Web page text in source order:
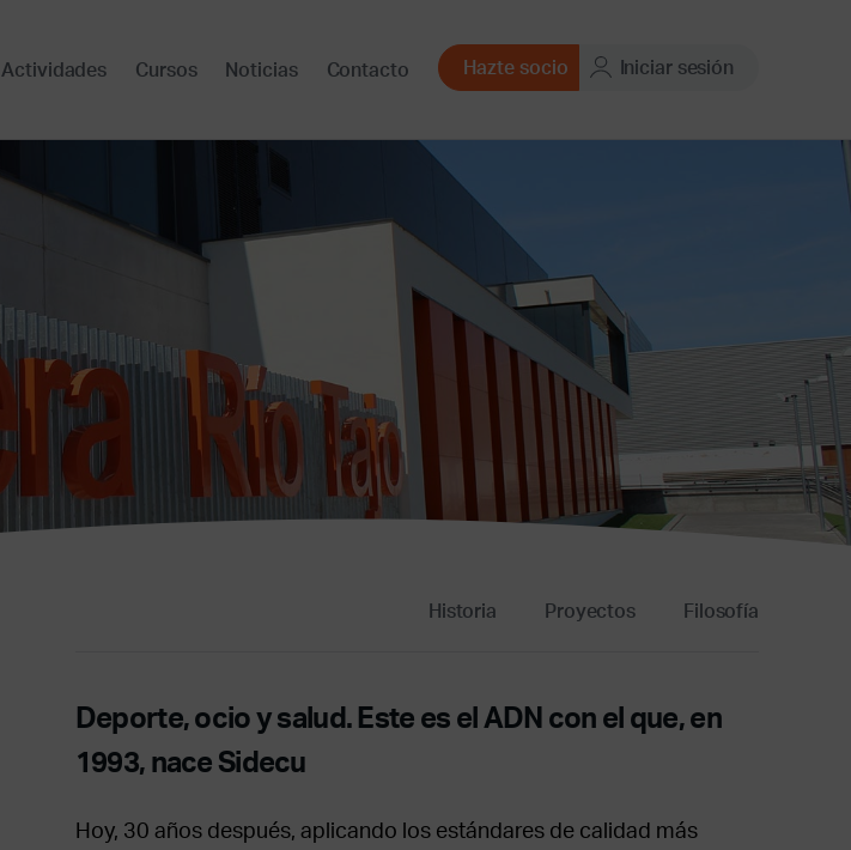
Actividades Cursos Noticias Contacto Hazte socio Iniciar sesión
Historia Proyectos Filosofía
Deporte, ocio y salud. Este es el ADN con el que, en
1993, nace Sidecu
Hoy, 30 años después, aplicando los estándares de calidad más